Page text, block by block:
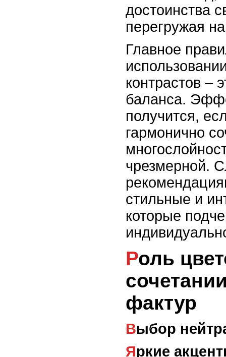
достоинства
перегружая
Главное
контрастов –
баланса.
получится,
гармонично
чрезмерной.
стильные и
которые
Роль цветов при
фактур
Выбор
Яркие